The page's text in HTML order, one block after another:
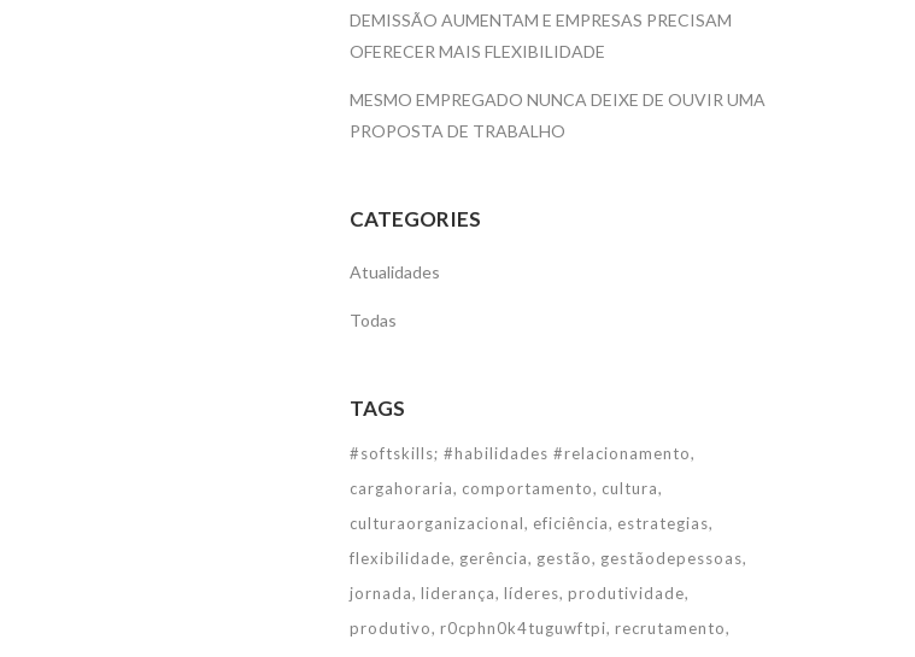
DEMISSÃO AUMENTAM E EMPRESAS PRECISAM
OFERECER MAIS FLEXIBILIDADE
MESMO EMPREGADO NUNCA DEIXE DE OUVIR UMA
PROPOSTA DE TRABALHO
CATEGORIES
Atualidades
Todas
TAGS
#softskills; #habilidades #relacionamento
cargahoraria comportamento cultura
culturaorganizacional eficiência estrategias
flexibilidade gerência gestão gestãodepessoas
jornada liderança líderes produtividade
produtivo r0cphn0k4tuguwftpi recrutamento